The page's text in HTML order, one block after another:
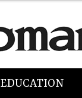
EDUCATION